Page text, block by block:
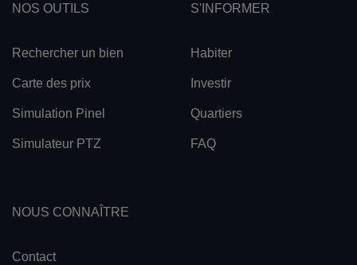
NOS OUTILS
Rechercher un bien
Carte des prix
Simulation Pinel
Simulateur PTZ
S'INFORMER
Habiter
Investir
Quartiers
FAQ
NOUS CONNAÎTRE
Contact